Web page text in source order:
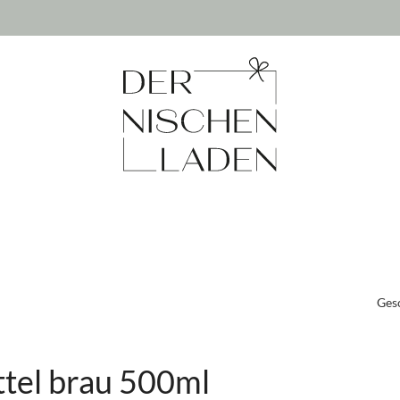
brau 500ml